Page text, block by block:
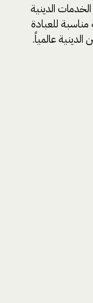
الدينية
مناسبة للعبادة
عالمياً.